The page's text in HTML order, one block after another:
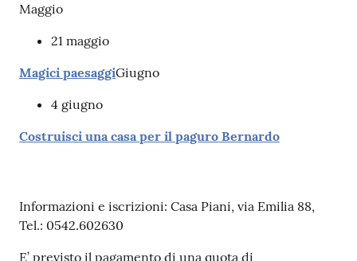
lettura
Maggio
21 maggio
Magici paesaggiGiugno
4 giugno
Costruisci una casa per il paguro Bernardo
Informazioni e iscrizioni: Casa Piani, via Emilia 88,
Tel.: 0542.602630
E’ previsto il pagamento di una quota di